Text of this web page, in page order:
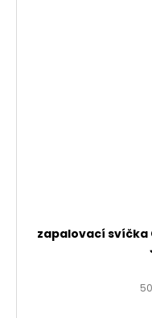
zapalovací svíčka